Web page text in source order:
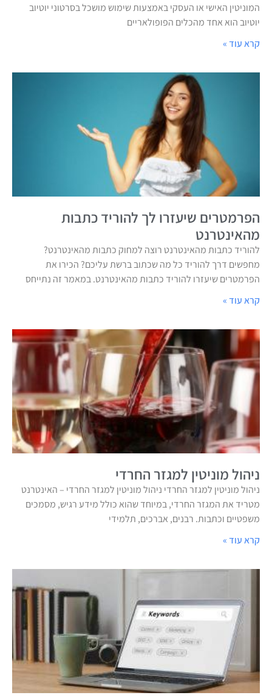
המוניטין האישי או העסקי באמצעות שימוש מושכל בסרטוני יוטיוב
יוטיוב הוא אחד מהכלים הפופולאריים
קרא עוד »
הפרמטרים שיעזרו לך להוריד כתבות
מהאינטרנט
להוריד כתבות מהאינטרנט רוצה למחוק כתבות מהאינטרנט?
מחפשים דרך להוריד כל מה שכתוב ברשת עליכם? הכירו את
הפרמטרים שיעזרו להוריד כתבות מהאינטרנט. במאמר זה נתייחס
קרא עוד »
ניהול מוניטין למגזר החרדי
ניהול מוניטין למגזר החרדי ניהול מוניטין למגזר החרדי – האינטרנט
מטריד את המגזר החרדי, במיוחד שהוא כולל מידע רגיש, מסמכים
משפטיים וכתבות. רבנים, אברכים, תלמידי
קרא עוד »